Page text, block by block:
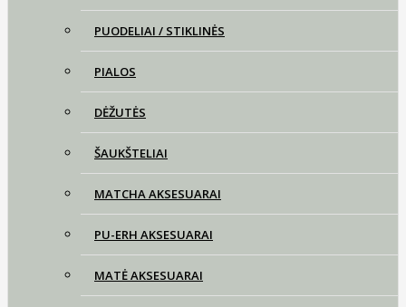
PUODELIAI / STIKLINĖS
PIALOS
DĖŽUTĖS
ŠAUKŠTELIAI
MATCHA AKSESUARAI
PU-ERH AKSESUARAI
MATĖ AKSESUARAI